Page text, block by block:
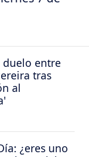
duelo entre
tras
al
¿eres uno